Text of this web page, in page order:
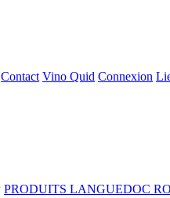
Contact Vino Quid Connexion
PRODUITS LANGUEDOC